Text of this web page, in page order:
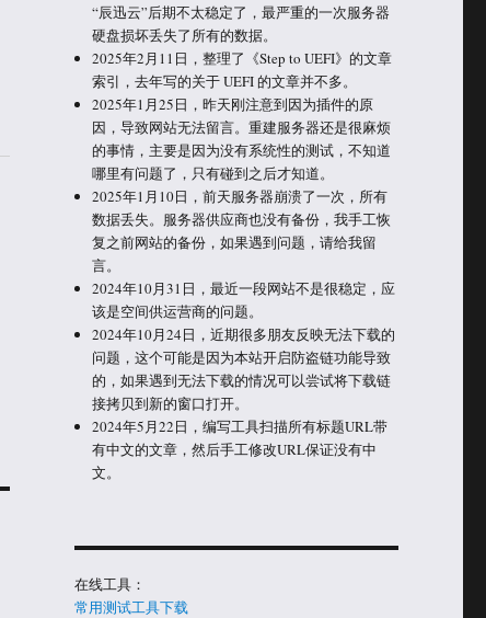
“辰迅云”后期不太稳定了，最严重的一次服务器
硬盘损坏丢失了所有的数据。
2025年2月11日，整理了《Step to UEFI》的文章
索引，去年写的关于 UEFI 的文章并不多。
2025年1月25日，昨天刚注意到因为插件的原
因，导致网站无法留言。重建服务器还是很麻烦
的事情，主要是因为没有系统性的测试，不知道
哪里有问题了，只有碰到之后才知道。
2025年1月10日，前天服务器崩溃了一次，所有
数据丢失。服务器供应商也没有备份，我手工恢
复之前网站的备份，如果遇到问题，请给我留
言。
2024年10月31日，最近一段网站不是很稳定，应
该是空间供运营商的问题。
2024年10月24日，近期很多朋友反映无法下载的
问题，这个可能是因为本站开启防盗链功能导致
的，如果遇到无法下载的情况可以尝试将下载链
接拷贝到新的窗口打开。
2024年5月22日，编写工具扫描所有标题URL带
有中文的文章，然后手工修改URL保证没有中
文。
在线工具：
常用测试工具下载